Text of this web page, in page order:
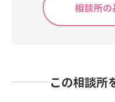
相談所の
この相談所